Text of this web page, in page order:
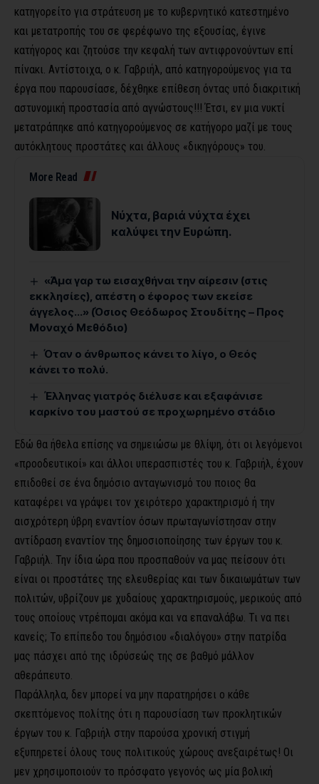
κατηγορείτο για στράτευση με το κυβερνητικό κατεστημένο
και μετατροπής του σε φερέφωνο της εξουσίας, έγινε
κατήγορος και ζητούσε την κεφαλή των αντιφρονούντων επί
πίνακι. Αντίστοιχα, ο κ. Γαβριήλ, από κατηγορούμενος για τα
έργα που παρουσίασε, δέχθηκε επίθεση όντας υπό διακριτική
αστυνομική προστασία από αγνώστους!!! Έτσι, εν μια νυκτί
μετατράπηκε από κατηγορούμενος σε κατήγορο μαζί με τους
αυτόκλητους προστάτες και άλλους «δικηγόρους» του.
More Read
Νύχτα, βαριά νύχτα έχει
καλύψει την Ευρώπη.
«Άμα γαρ τω εισαχθήναι την αίρεσιν (στις
εκκλησίες), απέστη ο έφορος των εκείσε
άγγελος…» (Όσιος Θεόδωρος Στουδίτης – Προς
Μοναχό Μεθόδιο)
Όταν ο άνθρωπος κάνει το λίγο, ο Θεός
κάνει το πολύ.
Έλληνας γιατρός διέλυσε και εξαφάνισε
καρκίνο του μαστού σε προχωρημένο στάδιο
Εδώ θα ήθελα επίσης να σημειώσω με θλίψη, ότι οι λεγόμενοι
«προοδευτικοί» και άλλοι υπερασπιστές του κ. Γαβριήλ, έχουν
επιδοθεί σε ένα δημόσιο ανταγωνισμό του ποιος θα
καταφέρει να γράψει τον χειρότερο χαρακτηρισμό ή την
αισχρότερη ύβρη εναντίον όσων πρωταγωνίστησαν στην
αντίδραση εναντίον της δημοσιοποίησης των έργων του κ.
Γαβριήλ. Την ίδια ώρα που προσπαθούν να μας πείσουν ότι
είναι οι προστάτες της ελευθερίας και των δικαιωμάτων των
πολιτών, υβρίζουν με χυδαίους χαρακτηρισμούς, μερικούς από
τους οποίους ντρέπομαι ακόμα και να επαναλάβω. Τι να πει
κανείς; Το επίπεδο του δημόσιου «διαλόγου» στην πατρίδα
μας πάσχει από της ιδρύσεώς της σε βαθμό μάλλον
αθεράπευτο.
Παράλληλα, δεν μπορεί να μην παρατηρήσει ο κάθε
σκεπτόμενος πολίτης ότι η παρουσίαση των προκλητικών
έργων του κ. Γαβριήλ στην παρούσα χρονική στιγμή
εξυπηρετεί όλους τους πολιτικούς χώρους ανεξαιρέτως! Οι
μεν χρησιμοποιούν το πρόσφατο γεγονός ως μία βολική